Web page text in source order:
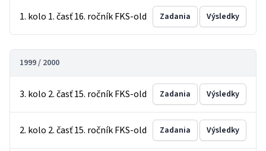
1. kolo 1. časť 16. ročník FKS-old Zadania Výsledky
1999 / 2000
3. kolo 2. časť 15. ročník FKS-old Zadania Výsledky
2. kolo 2. časť 15. ročník FKS-old Zadania Výsledky